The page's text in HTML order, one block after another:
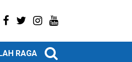
RAGA